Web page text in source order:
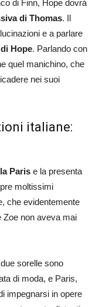
di Finn, Hope dovrà
di Thomas. Il
e a parlare
Hope. Parlando con
quel manichino, che
nei suoi
italiane:
Paris e la presenta
moltissimi
che evidentemente
Zoe non aveva mai
sorelle sono
di moda, e Paris,
impegnarsi in opere